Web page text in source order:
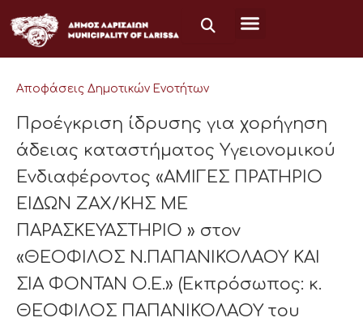
στο
περιεχόμενο
Αποφάσεις Δημοτικών Ενοτήτων
Προέγκριση ίδρυσης για χορήγηση
άδειας καταστήματος Υγειονομικού
Ενδιαφέροντος «ΑΜΙΓΕΣ ΠΡΑΤΗΡΙΟ
ΕΙΔΩΝ ΖΑΧ/ΚΗΣ ΜΕ
ΠΑΡΑΣΚΕΥΑΣΤΗΡΙΟ » στον
«ΘΕΟΦΙΛΟΣ Ν.ΠΑΠΑΝΙΚΟΛΑΟΥ ΚΑΙ
ΣΙΑ ΦΟΝΤΑΝ Ο.Ε.» (Εκπρόσωπος: κ.
ΘΕΟΦΙΛΟΣ ΠΑΠΑΝΙΚΟΛΑΟΥ του